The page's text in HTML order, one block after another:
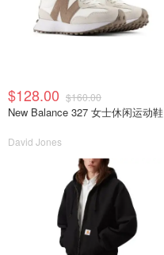
$128.00 $160.00
New Balance 327 女士休闲运动鞋
David Jones